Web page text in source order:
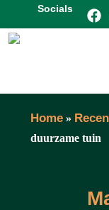
Socials
Home»
duurzame tuin